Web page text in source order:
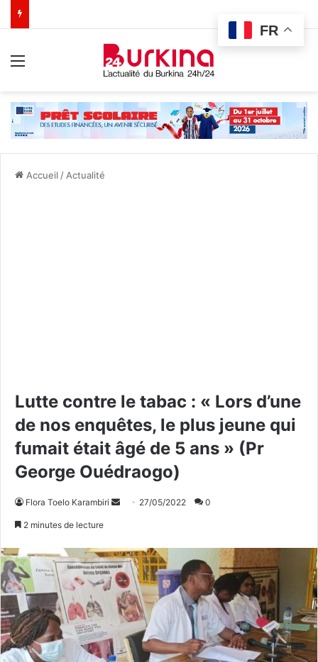
Accueil / Actualité
Lutte contre le tabac : « Lors d’une
de nos enquêtes, le plus jeune qui
fumait était âgé de 5 ans » (Pr
George Ouédraogo)
Flora Toelo Karambiri
o
y
e
r
u
n
c
27/05/2022 0
2 minutes de lecture
FR